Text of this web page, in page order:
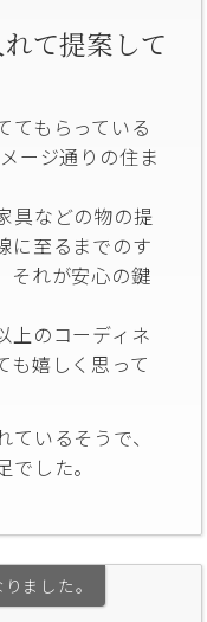
て提案して
てもらっている
ージ通りの住ま
具などの物の提
に至るまでのす
それが安心の鍵
上のコーディネ
も嬉しく思って
いるそうで、
した。
ました。